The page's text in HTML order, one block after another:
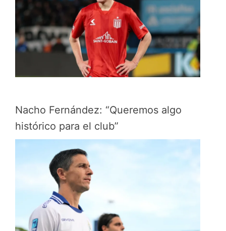
Nacho Fernández: “Queremos algo
histórico para el club”